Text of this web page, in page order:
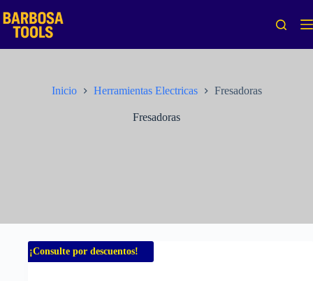
al
contenido
Inicio Herramientas Electricas Fresadoras
Fresadoras
¡Consulte por descuentos!